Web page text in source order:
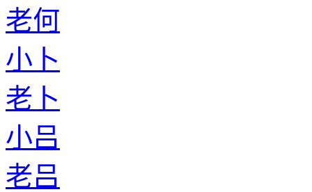
老何
小卜
老卜
小吕
老吕